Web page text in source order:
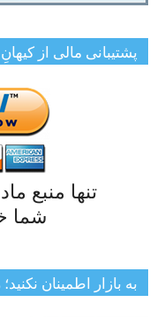
پشتیبانی مالی از
تنها منبع
شما
به بازار اطمینان